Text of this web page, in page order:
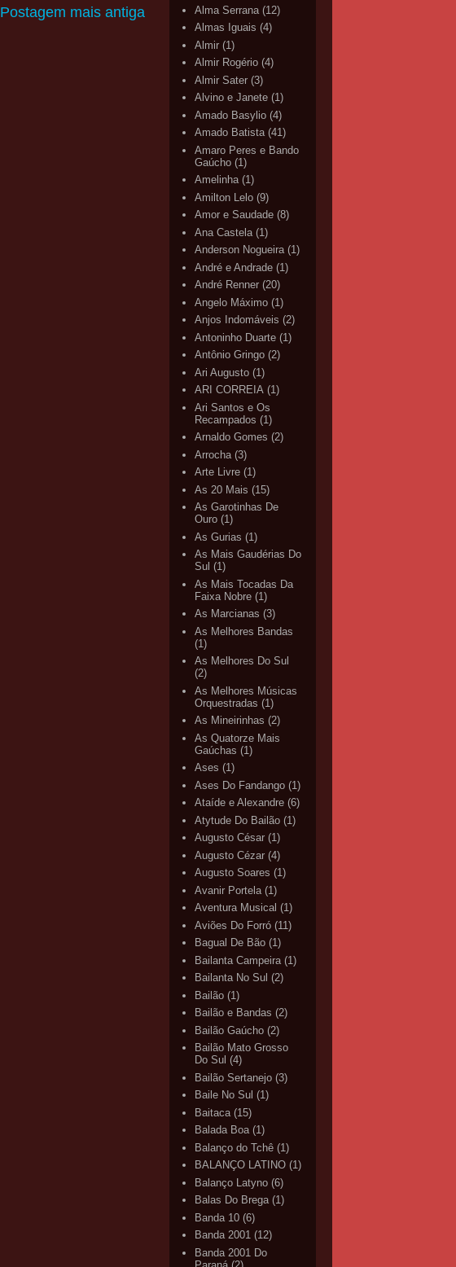
Postagem mais antiga
Alma Serrana (12)
Almas Iguais (4)
Almir (1)
Almir Rogério (4)
Almir Sater (3)
Alvino e Janete (1)
Amado Basylio (4)
Amado Batista (41)
Amaro Peres e Bando
Gaúcho (1)
Amelinha (1)
Amilton Lelo (9)
Amor e Saudade (8)
Ana Castela (1)
Anderson Nogueira (1)
André e Andrade (1)
André Renner (20)
Angelo Máximo (1)
Anjos Indomáveis (2)
Antoninho Duarte (1)
Antônio Gringo (2)
Ari Augusto (1)
ARI CORREIA (1)
Ari Santos e Os
Recampados (1)
Arnaldo Gomes (2)
Arrocha (3)
Arte Livre (1)
As 20 Mais (15)
As Garotinhas De
Ouro (1)
As Gurias (1)
As Mais Gaudérias Do
Sul (1)
As Mais Tocadas Da
Faixa Nobre (1)
As Marcianas (3)
As Melhores Bandas
(1)
As Melhores Do Sul
(2)
As Melhores Músicas
Orquestradas (1)
As Mineirinhas (2)
As Quatorze Mais
Gaúchas (1)
Ases (1)
Ases Do Fandango (1)
Ataíde e Alexandre (6)
Atytude Do Bailão (1)
Augusto César (1)
Augusto Cézar (4)
Augusto Soares (1)
Avanir Portela (1)
Aventura Musical (1)
Aviões Do Forró (11)
Bagual De Bão (1)
Bailanta Campeira (1)
Bailanta No Sul (2)
Bailão (1)
Bailão e Bandas (2)
Bailão Gaúcho (2)
Bailão Mato Grosso
Do Sul (4)
Bailão Sertanejo (3)
Baile No Sul (1)
Baitaca (15)
Balada Boa (1)
Balanço do Tchê (1)
BALANÇO LATINO (1)
Balanço Latyno (6)
Balas Do Brega (1)
Banda 10 (6)
Banda 2001 (12)
Banda 2001 Do